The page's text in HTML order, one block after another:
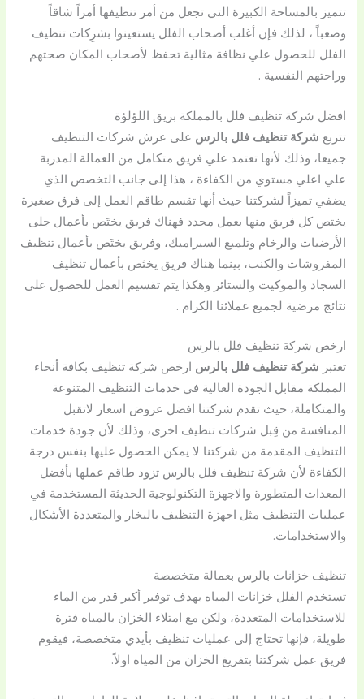
تتميز بالمساحة الكبيرة التي تجعل من أمر تنظيفها أمراً شاقاً
وصعباً ، لذلك فإن أغلب أصحاب الفلل يستعينوا بشرِكات تنظيف
الفلل للحصول علي نظافة مثالية تحفظ لأصحاب المكان صحتهم
وراحتهم النفسية .
افضل شركة تنظيف فلل بالمملكة بريق اللؤلؤة
تتربع شركة تنظيف فلل بالرس على عرش شركات التنظيف
جميعا، وذلك لأنها تعتمد علي فريق متكامل من العمالة المدربة
علي اعلي مستوي من الكفاءة ، هذا إلى جانب التخصص الذي
يضفي تميزاً لشركتنا حيث أنها تقسم طاقم العمل إلى فرق صغيرة
يختص كل فريق منها بعمل محدد فهناك فريق يختَص بأعمال جلى
الأرضيات والرخام وتلميع السيراميك، وفريق يختَص بأعمال تنظيف
المفروشات والكنب، بينما هناك فريق يختَص بأعمال تنظيف
السجاد والموكيت والستائر وهكذا يتم تقسيم العمل للحصول على
نتائج مرضية لجميع عملائنا الكرام .
ارخص شركة تنظيف فلل بالرس
تعتبر شركة تنظيف فلل بالرس ارخص شركة تنظيف بكافة أنحاء
المملكة مقابل الجودة العالية في خدمات التنظيف المتنوعة
والمتكاملة، حيث تقدم شركتنا افضل عروض اسعار لاتقبل
المنافسة من قِبل شركات تنظيف اخرى، وذلك لأن جودة خدمات
التنظيف المقدمة من شركتنا لا يمكن الحصول عليها بنفس درجة
الكفاءة لأن شركة تنظيف فلل بالرس تزود طاقم عملها بأفضل
المعدات المتطورة والاجهزة التكنولوجية الحديثة المستخدمة في
عمليات التنظيف مثل اجهزة التنظيف بالبخار والمتعددة الأشكال
والاستخدامات.
تنظيف خزانات بالرس بعمالة متخصصة
تستخدم الفلل خزانات المياه بهدف توفير أكبر قدر من الماء
للاستخدامات المتعددة، ولكن مع امتلاء الخزان بالمياه فترة
طويلة، فإنها تحتاج إلى عمليات تنظيف بأيدي متخصصة، فيقوم
فريق عمل شركتنا بتفريغ الخزان من المياه اولاً.